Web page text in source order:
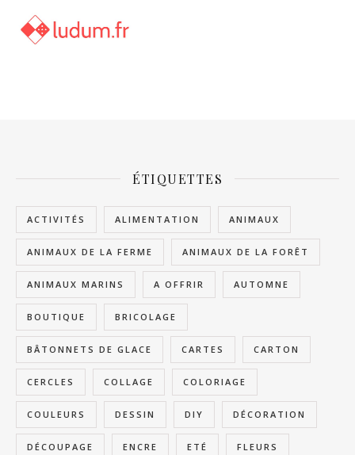
ÉTIQUETTES
ACTIVITÉS ALIMENTATION ANIMAUX
ANIMAUX DE LA FERME ANIMAUX DE LA FORÊT
ANIMAUX MARINS A OFFRIR AUTOMNE
BOUTIQUE BRICOLAGE
BÂTONNETS DE GLACE CARTES CARTON
CERCLES COLLAGE COLORIAGE
COULEURS DESSIN DIY DÉCORATION
DÉCOUPAGE ENCRE ETÉ FLEURS